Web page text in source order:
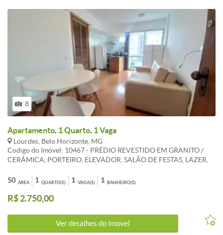
8
Apartamento, 1 Quarto, 1 Vaga
Lourdes, Belo Horizonte, MG
Codigo do Imóvel: 10467 - PRÉDIO REVESTIDO EM GRANITO /
CERÂMICA, PORTEIRO, ELEVADOR, SALÃO DE FESTAS, LAZER,
APARTAMENTO MOBILIADO COM 1 SALA PARA 2AMBIENTES
PISO TÁBUA CORRIDA, VARANDA, 1QUARTO COM ARMÁRIOS
PISO TÁBUA CORRIDA, BANHO, COZINHA AMERICANA.
ÁREA
50 QUARTO(S)
1 VAGA(S)
1 BANHEIRO(S)
1
R$ 2.750,00
Ver detalhes do ímovel